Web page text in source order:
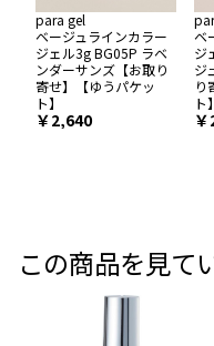
para gel
ベージュラインカラー
ジェル3g BG05P ラベ
ンダーサンズ【お取り
寄せ】【ゆうパケッ
ト】
￥2,640
ベ
ジ
ジ
り
ト】
この商品を見て